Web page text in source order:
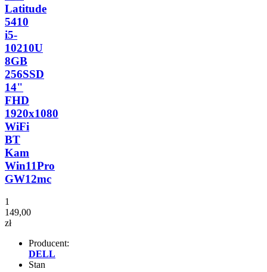
Latitude
5410
i5-
10210U
8GB
256SSD
14"
FHD
1920x1080
WiFi
BT
Kam
Win11Pro
GW12mc
1
149,00
zł
Producent:
DELL
Stan